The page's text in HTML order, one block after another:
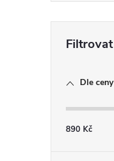
Dle ceny
890 Kč